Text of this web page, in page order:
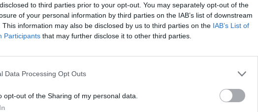
to third parties prior to your opt-out. You may separately opt-out of the
of your personal information by third parties on the IAB’s list of downstream
This information may also be disclosed by us to third parties on the IAB’s List of
Participants that may further disclose it to other third parties.
Data Processing Opt Outs
opt-out of the Sharing of my personal data.